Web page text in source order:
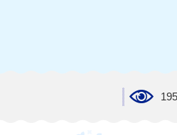
195